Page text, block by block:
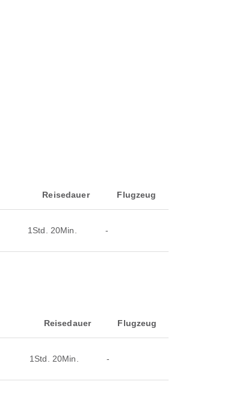
Reisedauer Flugzeug
1Std. 20Min. -
Reisedauer Flugzeug
1Std. 20Min. -